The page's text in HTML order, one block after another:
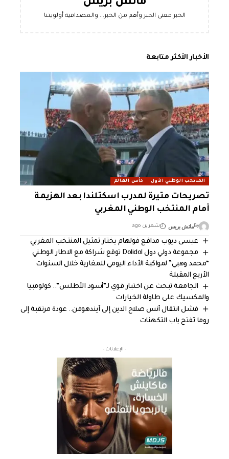
ماتش بريس
الخبر معنى الخبر وأهم من الخبر... والمصداقية أولويتنا
الأخبار الأكثر متابعة
المنتخب الوطني الأول كأس العالم
تصريحات متيرة لمدرب اسكتلندا بعد الهزيمة
أمام المنتخب الوطني المغربي
Byماتش بريس شهرين ago
عيسى ديوب مدافع فولهام يختار تمثيل المنتخب المغربي
مجموعة دولي دول Dolidol توقع شراكة مع الاطار الوطني
“محمد وهبي” لمواكبة الأداء اليومي للمغاربة خلال السنوات
الأربع المقبلة
الجامعة تبحث عن اختبار قوي لـ”أسود الأطلس”.. كولومبيا
والمكسيك على طاولة الخيارات
فشل انتقال أنس صلاح الدين إلى آيندهوفن.. عودة مرتقبة إلى
روما تفتح باب التكهنات
- الإعلانات -